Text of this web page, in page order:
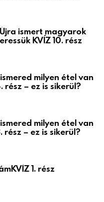
ismert magyarok
KVÍZ 10. rész
milyen étel van
rész – ez is sikerül?
milyen étel van
rész – ez is sikerül?
1. rész